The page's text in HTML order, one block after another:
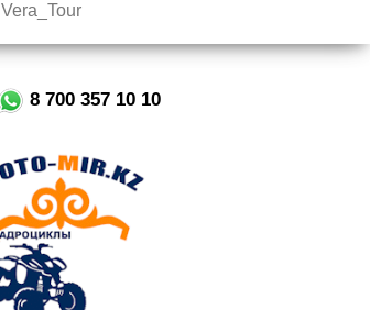
Vera_Tour
8 700 357 10 10